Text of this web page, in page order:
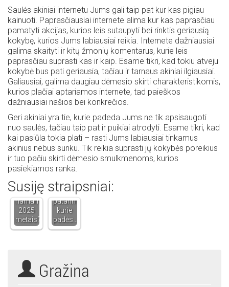
Saulės akiniai internetu Jums gali taip pat kur kas pigiau
kainuoti. Paprasčiausiai internete alima kur kas paprasčiau
pamatyti akcijas, kurios leis sutaupyti bei rinktis geriausią
kokybę, kurios Jums labiausiai reikia. Internete dažniausiai
galima skaityti ir kitų žmonių komentarus, kurie leis
paprasčiau suprasti kas ir kaip. Esame tikri, kad tokiu atveju
kokybė bus pati geriausia, tačiau ir tarnaus akiniai ilgiausiai.
Galiausiai, galima daugiau dėmesio skirti charakteristikomis,
kurios plačiai aptariamos internete, tad paieškos
dažniausiai našios bei konkrečios.
Geri akiniai yra tie, kurie padeda Jums ne tik apsisaugoti
nuo saulės, tačiau taip pat ir puikiai atrodyti. Esame tikri, kad
kai pasiūla tokia plati – rasti Jums labiausiai tinkamus
akinius nebus sunku. Tik reikia suprasti jų kokybės poreikius
ir tuo pačiu skirti dėmesio smulkmenoms, kurios
pasiekiamos ranka.
Susiję straipsniai:
Ar
verta
įsirengti
saulės
elektrinę
namams
2025
metais?
Tvarka
vonios
kambaryje:
keli
patarimai,
kurie
padės…
Gražina